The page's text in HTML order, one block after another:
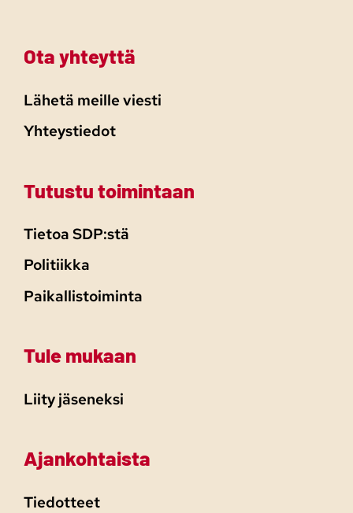
Ota yhteyttä
Lähetä meille viesti
Yhteystiedot
Tutustu toimintaan
Tietoa SDP:stä
Politiikka
Paikallistoiminta
Tule mukaan
Liity jäseneksi
Ajankohtaista
Tiedotteet